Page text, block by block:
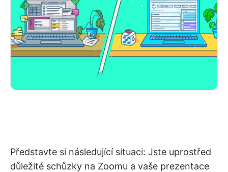
Představte si následující situaci: Jste uprostřed
důležité schůzky na Zoomu a vaše prezentace